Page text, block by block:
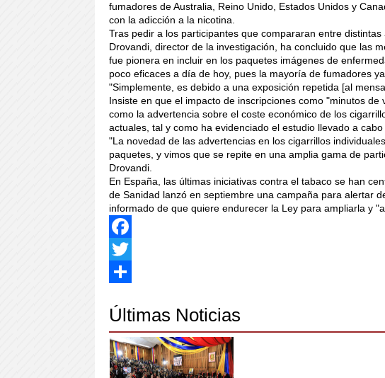
fumadores de Australia, Reino Unido, Estados Unidos y
con la adicción a la nicotina.
Tras pedir a los participantes que compararan entre
Drovandi, director de la investigación, ha concluido que las
fue pionera en incluir en los paquetes imágenes de
poco eficaces a día de hoy, pues la mayoría de fumadores
"Simplemente, es debido a una exposición repetida [al
Insiste en que el impacto de inscripciones como "minutos
como la advertencia sobre el coste económico de los
actuales, tal y como ha evidenciado el estudio llevado a
"La novedad de las advertencias en los cigarrillos
paquetes, y vimos que se repite en una amplia gama de
Drovandi.
En España, las últimas iniciativas contra el tabaco se han
de Sanidad lanzó en septiembre una campaña para alertar
informado de que quiere endurecer la Ley para ampliarla y
Facebook
Twitter
Últimas Noticias